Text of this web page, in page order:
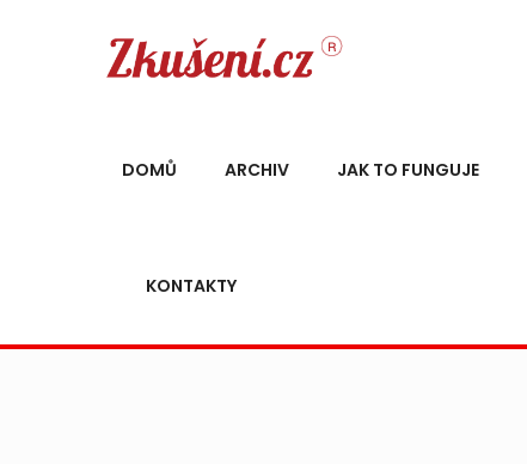
DOMŮ ARCHIV JAK TO FUNGUJE
KONTAKTY